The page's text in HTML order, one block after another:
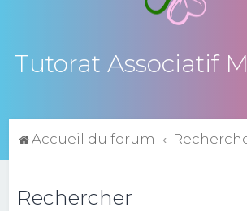
Tutorat Associatif
Accueil du forum
Rechercher